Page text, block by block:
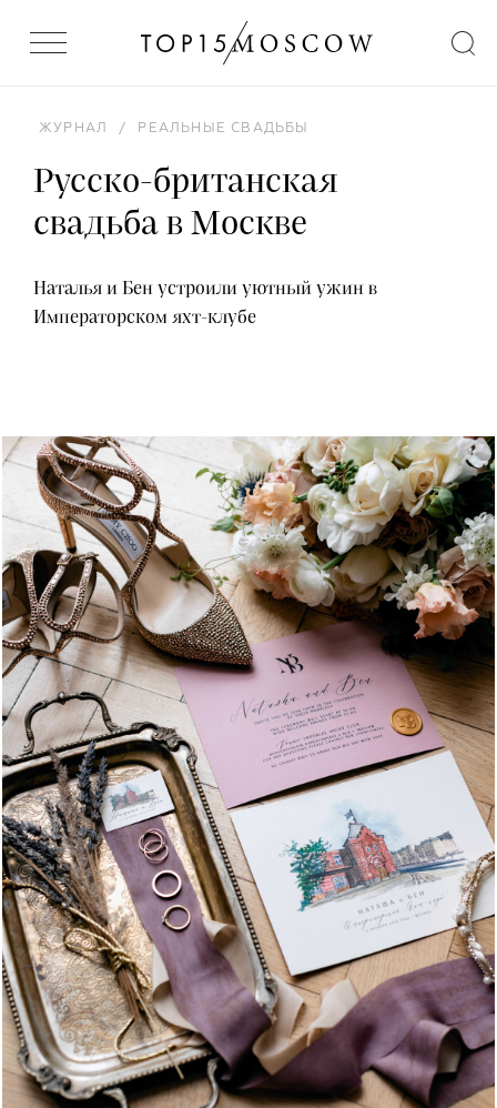
ЖУРНАЛ / РЕАЛЬНЫЕ СВАДЬБЫ
Русско-британская
свадьба в Москве
Наталья и Бен устроили уютный ужин в
Императорском яхт-клубе